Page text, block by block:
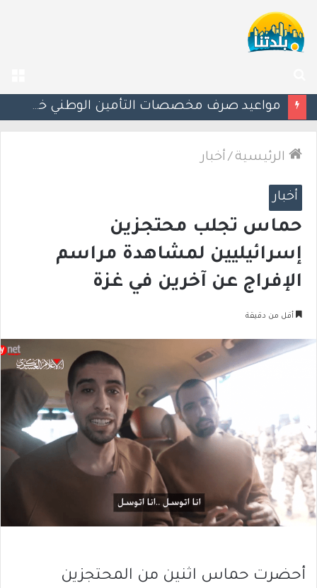
عن
إسرائيل تحذر مواطنيها في اليونان من احتجاجات مرتبطة بحرب غزة
الرئيسية / أخبار
أخبار
حماس تجلب محتجزين
إسرائيليين لمشاهدة مراسم
الإفراج عن آخرين في غزة
أقل من دقيقة
أحضرت حماس اثنين من المحتجزين